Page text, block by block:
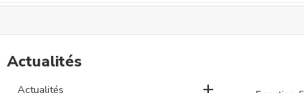
Actualités
Actualités